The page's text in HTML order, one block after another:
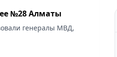
№28 Алматы
генералы МВД,